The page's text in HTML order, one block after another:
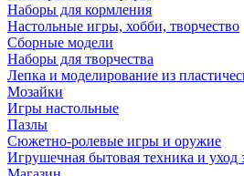
Наборы для кормления
Настольные игры, хобби, творчество
Сборные модели
Наборы для творчества
Лепка и моделирование из
Мозайки
Игры настольные
Пазлы
Сюжетно-ролевые игры и оружие
Игрушечная бытовая техника и уход